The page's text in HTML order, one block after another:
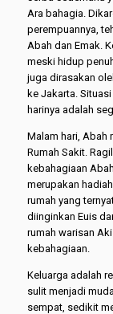
Ara bahagia.
perempuannya,
Abah dan Emak.
meski hidup
juga dirasakan
ke Jakarta.
harinya adalah
Malam hari, Abah
Rumah Sakit.
kebahagiaan
merupakan
rumah yang
diinginkan Euis
rumah warisan
kebahagiaan.
Keluarga adalah
sulit menjadi
sempat, sedikit